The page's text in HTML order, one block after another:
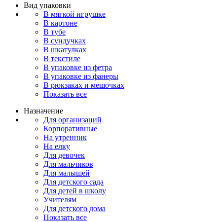
Вид упаковки
В мягкой игрушке
В картоне
В тубе
В сундучках
В шкатулках
В текстиле
В упаковке из фетра
В упаковке из фанеры
В рюкзаках и мешочках
Показать все
Назначение
Для организаций
Корпоративные
На утренник
На елку
Для девочек
Для мальчиков
Для малышей
Для детского сада
Для детей в школу
Учителям
Для детского дома
Показать все